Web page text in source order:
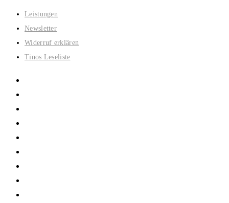
Zum
Inhalt
springen
Leistungen
Newsletter
Widerruf erklären
Tinos Leseliste